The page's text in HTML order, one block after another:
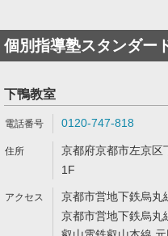
個別指導塾スタンダー
下鴨教室
0120-747-818
京都府京都市左京区
1F
京都市営地下鉄烏丸
京都市営地下鉄烏丸